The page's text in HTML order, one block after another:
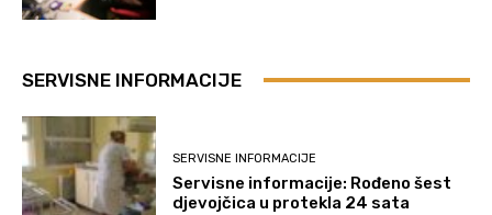
SERVISNE INFORMACIJE
SERVISNE INFORMACIJE
Servisne informacije: Rođeno šest
djevojčica u protekla 24 sata